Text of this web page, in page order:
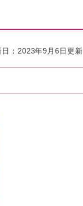
日：2023年9月6日更新